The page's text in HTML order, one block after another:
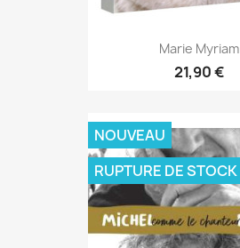
Marie Myriam
21,90 €
NOUVEAU
RUPTURE DE STOCK